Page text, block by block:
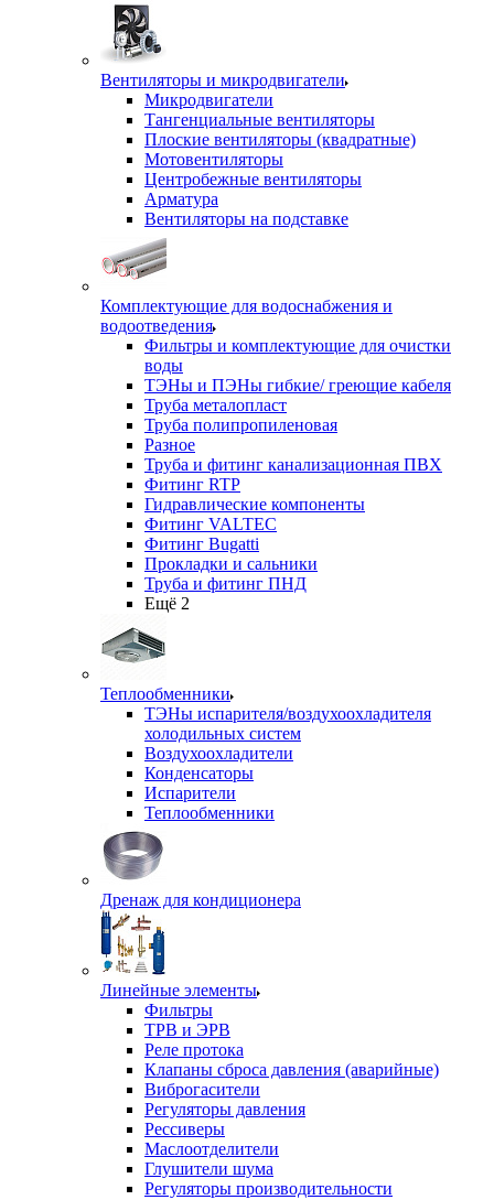
Вентиляторы и микродвигатели
Микродвигатели
Тангенциальные вентиляторы
Плоские вентиляторы (квадратные)
Мотовентиляторы
Центробежные вентиляторы
Арматура
Вентиляторы на подставке
Комплектующие для водоснабжения и
водоотведения
Фильтры и комплектующие для очистки
воды
ТЭНы и ПЭНы гибкие/ греющие кабеля
Труба металопласт
Труба полипропиленовая
Разное
Труба и фитинг канализационная ПВХ
Фитинг RTP
Гидравлические компоненты
Фитинг VALTEC
Фитинг Bugatti
Прокладки и сальники
Труба и фитинг ПНД
Ещё 2
Теплообменники
ТЭНы испарителя/воздухоохладителя
холодильных систем
Воздухоохладители
Конденсаторы
Испарители
Теплообменники
Дренаж для кондиционера
Линейные элементы
Фильтры
ТРВ и ЭРВ
Реле протока
Клапаны сброса давления (аварийные)
Виброгасители
Регуляторы давления
Рессиверы
Маслоотделители
Глушители шума
Регуляторы производительности